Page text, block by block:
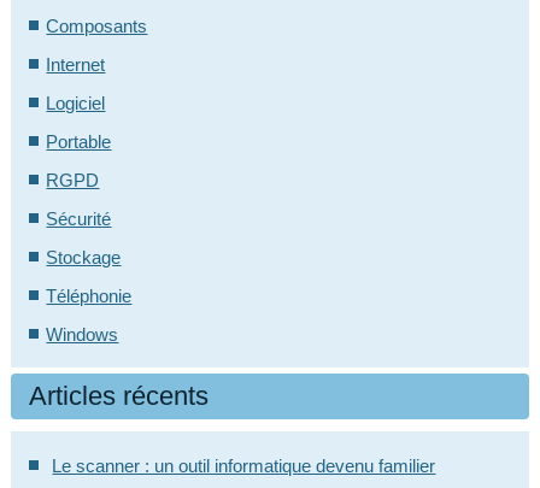
Composants
Internet
Logiciel
Portable
RGPD
Sécurité
Stockage
Téléphonie
Windows
Articles récents
Le scanner : un outil informatique devenu familier